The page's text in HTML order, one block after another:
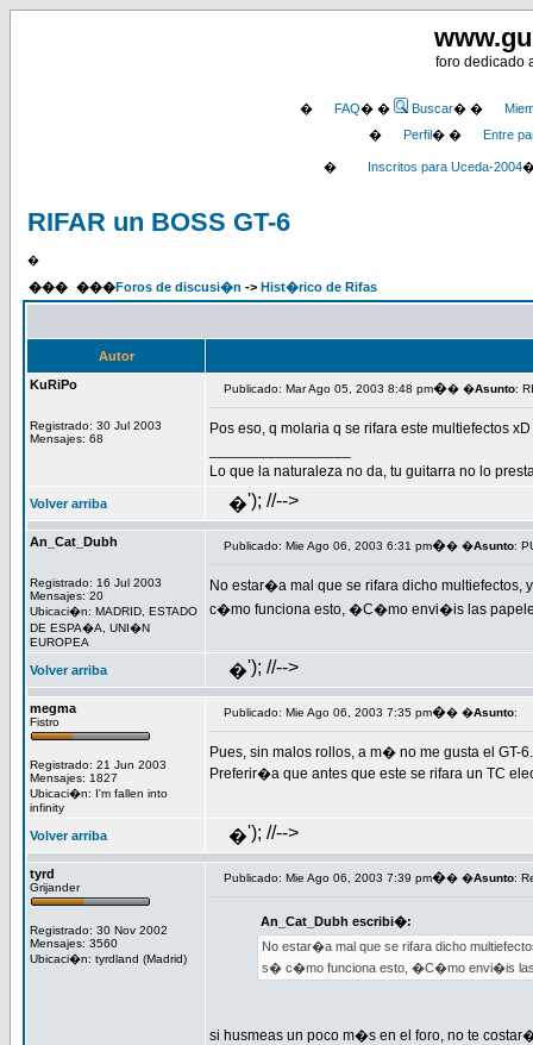
foro dedicado
� FAQ� � Buscar� �
�
Perfil� � Entre
� Inscritos para Uceda-2004
RIFAR un BOSS GT-6
�
��� ���Foros de discusi�n -> Hist�rico de Rifas
Autor
KuRiPo
Registrado: 30 Jul 2003
Mensajes: 68
Publicado: Mar Ago 05, 2003 8:48 pm�� �Asunto:
Pos eso, q molaria q se rifara este multiefectos xD
Lo que la naturaleza no da, tu guitarra no lo
Volver arriba �'); //-->
An_Cat_Dubh
Registrado: 16 Jul 2003
Mensajes: 20
Ubicaci�n: MADRID, ESTADO
DE ESPA�A, UNI�N
EUROPEA
Publicado: Mie Ago 06, 2003 6:31 pm�� �Asunto:
No estar�a mal que se rifara dicho
c�mo funciona esto, �C�mo envi�is las
Volver arriba �'); //-->
megma
Fistro
Registrado: 21 Jun 2003
Mensajes: 1827
Ubicaci�n: I'm fallen into
infinity
Publicado: Mie Ago 06, 2003 7:35 pm�� �Asunto:
Pues, sin malos rollos, a m� no me gusta el GT-6.
Preferir�a que antes que este se rifara un TC
Volver arriba �'); //-->
tyrd
Grijander
Registrado: 30 Nov 2002
Mensajes: 3560
Ubicaci�n: tyrdland (Madrid)
Publicado: Mie Ago 06, 2003 7:39 pm�� �Asunto:
An_Cat_Dubh escribi�:
No estar�a mal que se rifara dicho
s� c�mo funciona esto, �C�mo envi�is
si husmeas un poco m�s en el foro, no te